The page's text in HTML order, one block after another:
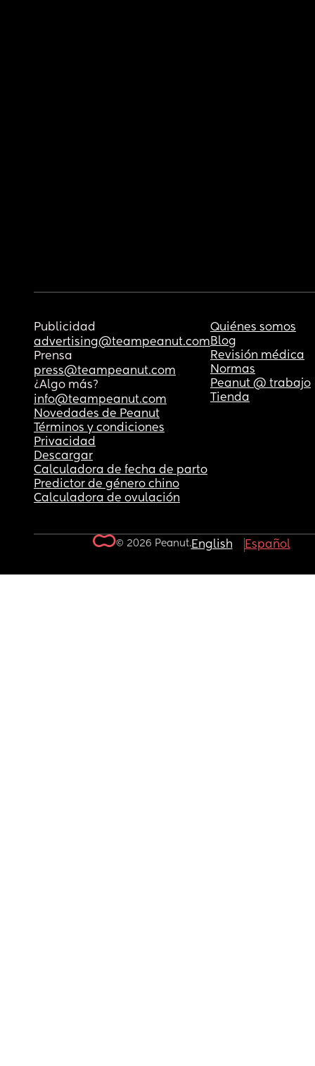
Publicidad
advertising@teampeanut.com
Prensa
press@teampeanut.com
¿Algo más?
info@teampeanut.com
Quiénes somos
Blog
Revisión médica
Normas
Peanut @ trabajo
Tienda
Novedades de Peanut
Términos y condiciones
Privacidad
Descargar
Calculadora de fecha de parto
Predictor de género chino
Calculadora de ovulación
© 2026 Peanut.English Español